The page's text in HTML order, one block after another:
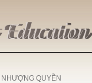
NHƯỢNG QUYỀN